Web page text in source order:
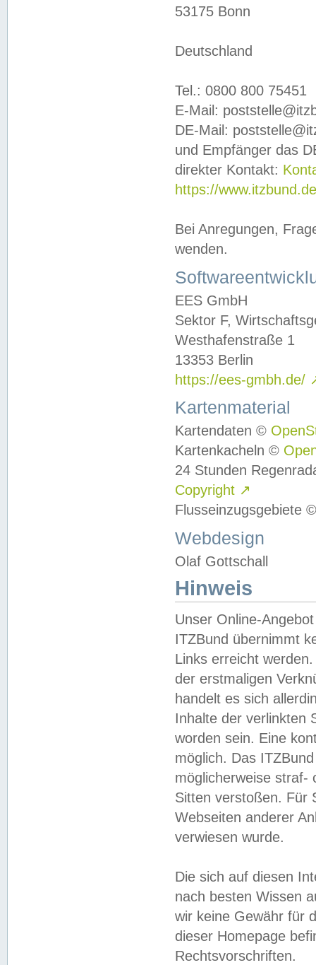
53175 Bonn
Deutschland
Tel.: 0800 800 75451
E-Mail:
DE-Mail:
und Empfänger das
direkter Kontakt:
https://
Bei Anregungen,
wenden.
EES GmbH
Sektor F,
Westhafenstraße 1
13353 Berlin
https://ees-gmbh.de/
Kartenmaterial
Kartendaten ©
Kartenkacheln ©
24 Stunden
Copyright ↗
Flusseinzugsgebiete
Webdesign
Olaf Gottschall
Hinweis
Unser Online-
ITZBund übernimmt
Links erreicht
der erstmaligen
handelt es sich
Inhalte der verlinkten
worden sein. Eine
möglich. Das
möglicherweise straf-
Sitten verstoßen. Für
Webseiten anderer
verwiesen wurde.
Die sich auf diesen
nach besten Wissen
wir keine Gewähr für
dieser Homepage
Rechtsvorschriften.